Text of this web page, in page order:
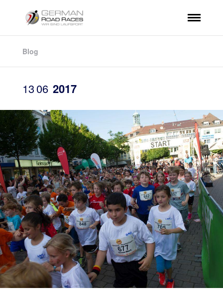
Blog
1306 2017